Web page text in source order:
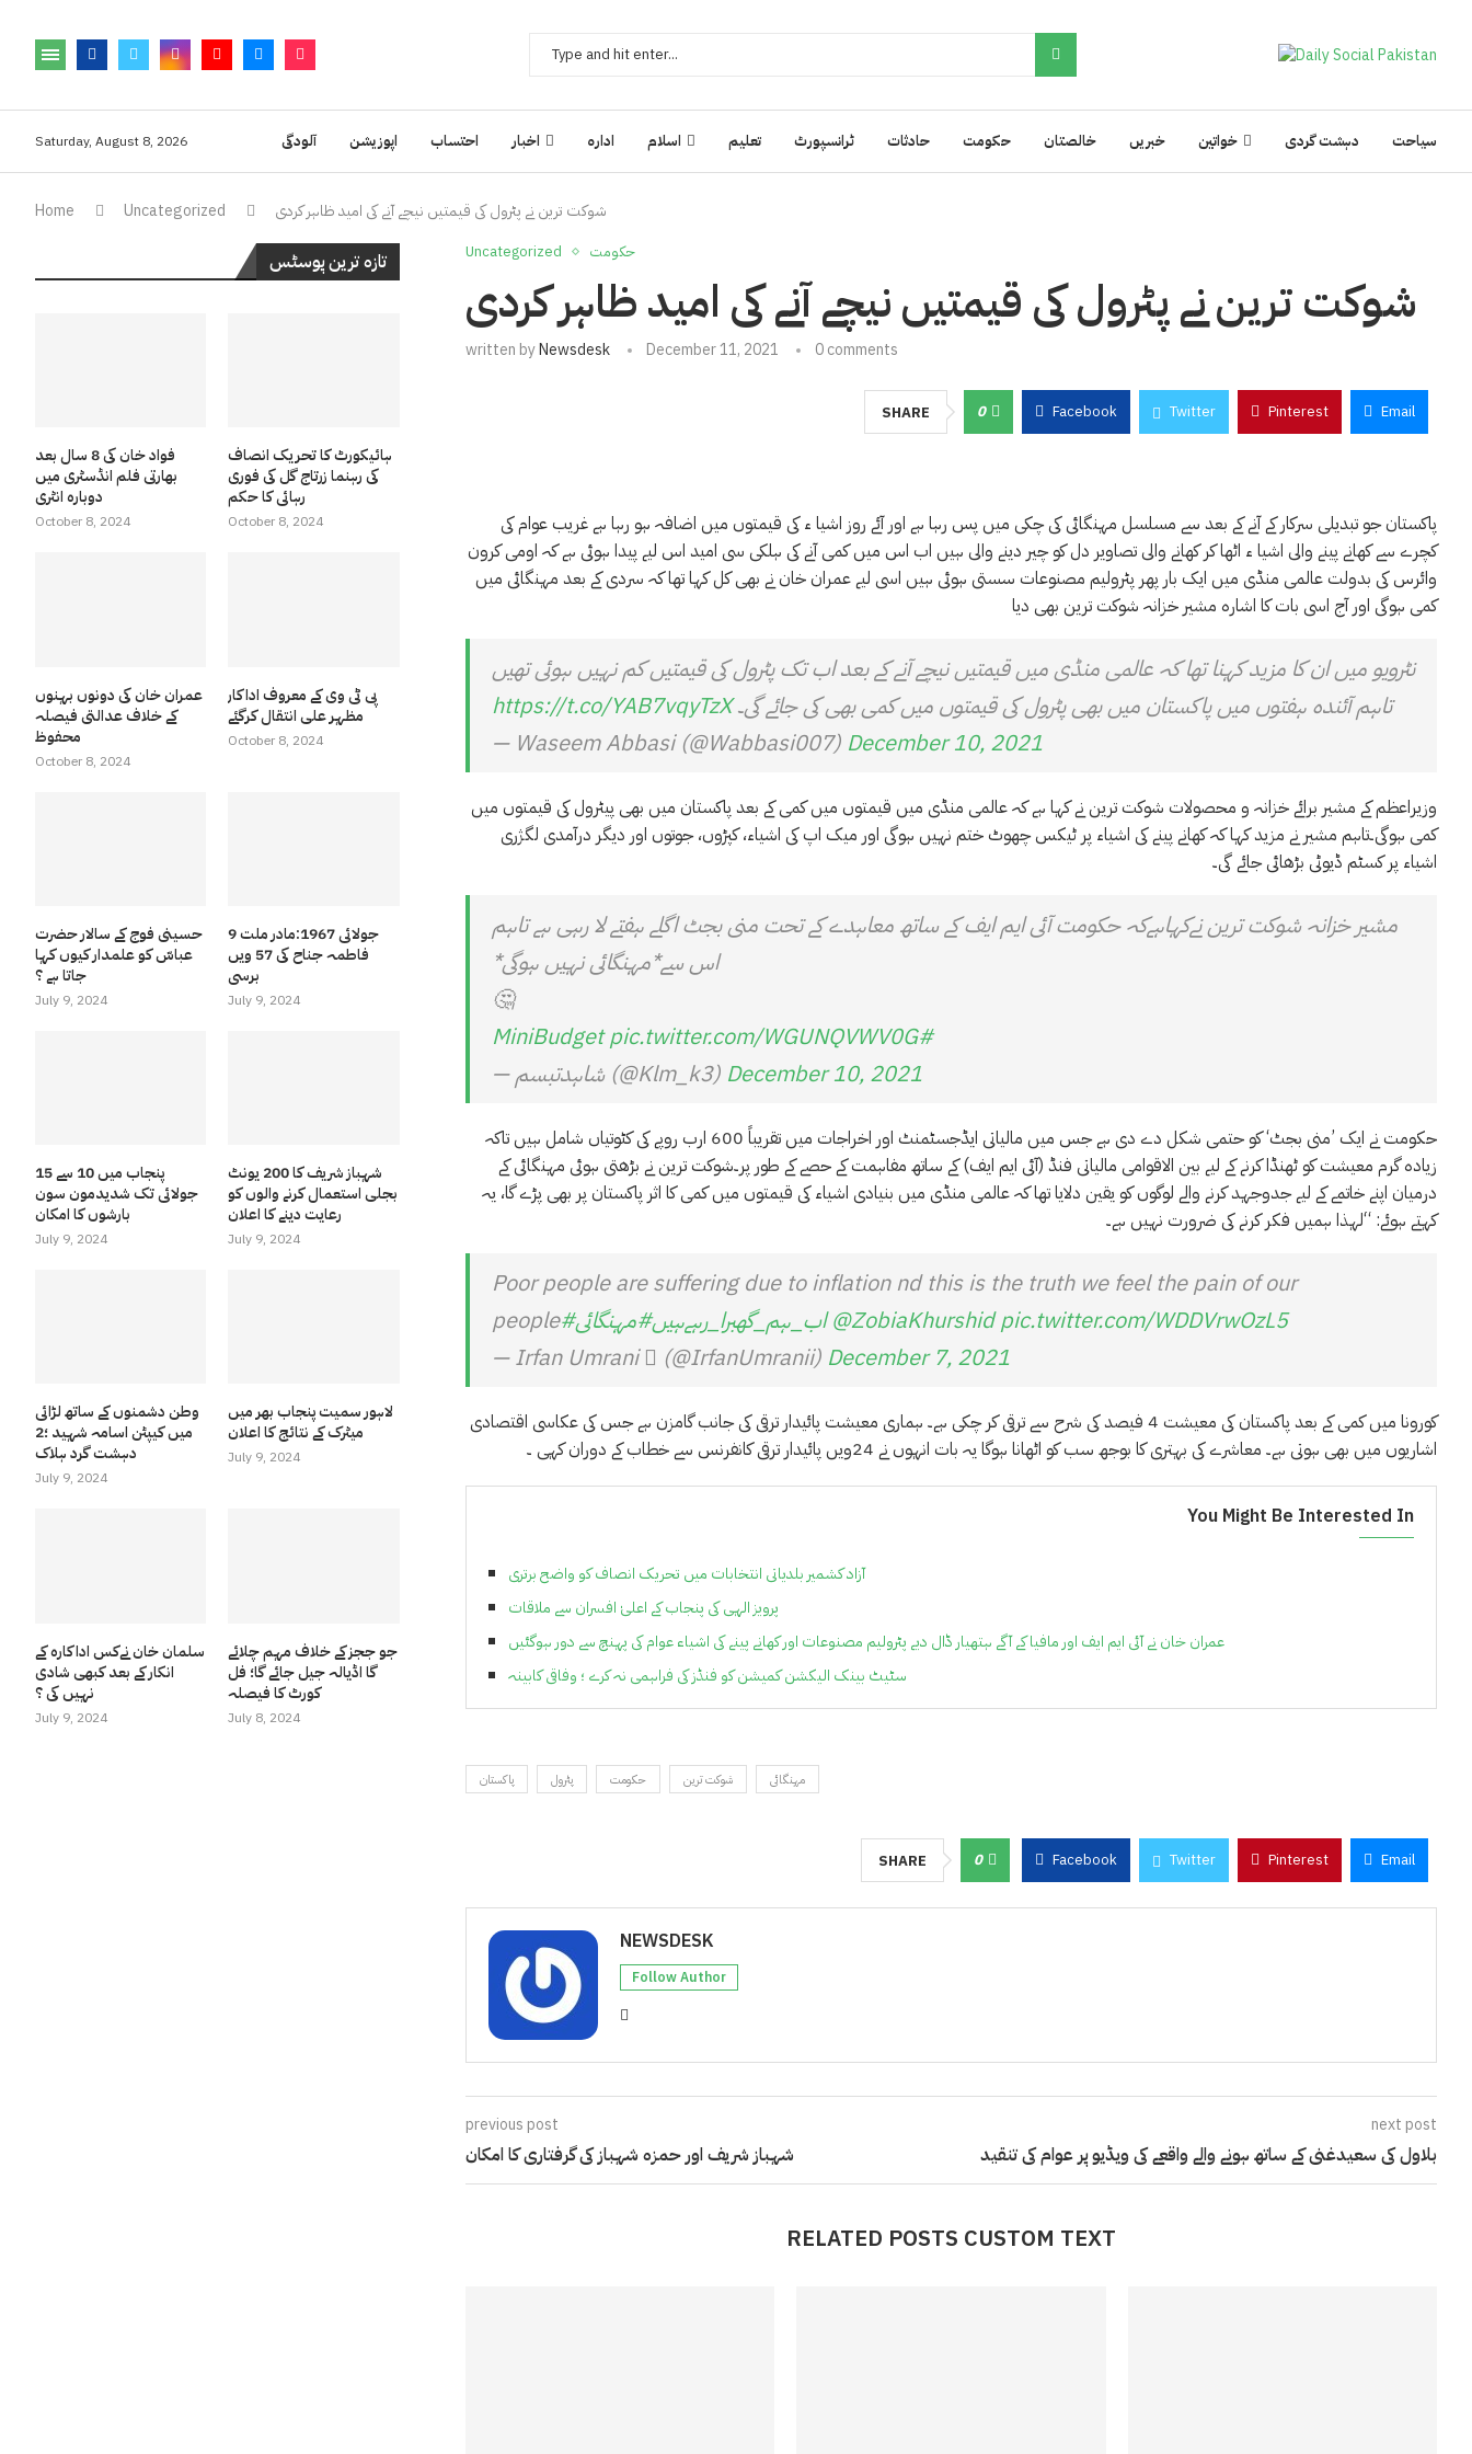
Saturday, August 8, 2026 آلودگی اپوزیشن احتساب اخبار ادارہ اسلام تعلیم ٹرانسپورٹ حادثات حکومت خالصتان خبریں خواتین دہشت گردی سیاحت
Home Uncategorized شوکت ترین نے پٹرول کی قیمتیں نیچے آنے کی امید ظاہر کردی
Uncategorized حکومت
شوکت ترین نے پٹرول کی قیمتیں نیچے آنے کی امید ظاہر کردی
written byNewsdesk December 11, 2021 0 comments
SHARE 0 Facebook Twitter Pinterest Email
پاکستان جو تبدیلی سرکار کے آنے کے بعد سے مسلسل مہنگائی کی چکی میں پس رہا ہے اور آئے روز اشیا ء کی قیمتوں میں اضافہ ہو رہا ہے غریب عوام کی
کچرے سے کھانے پینے والی اشیا ء اٹھا کر کھانے والی تصاویر دل کو چیر دینے والی ہیں اب اس میں کمی آنے کی ہلکی سی امید اس لیے پیدا ہوئی ہے کہ اومی کرون
وائرس کی بدولت عالمی منڈی میں ایک بار پھر پٹرولیم مصنوعات سستی ہوئی ہیں اسی لیے عمران خان نے بھی کل کہا تھا کہ سردی کے بعد مہنگائی میں
کمی ہوگی اور آج اسی بات کا اشارہ مشیر خزانہ شوکت ترین بھی دیا
نٹرویو میں ان کا مزید کہنا تھا کہ عالمی منڈی میں قیمتیں نیچے آنے کے بعد اب تک پٹرول کی قیمتیں کم نہیں ہوئی تھیں
تاہم آئندہ ہفتوں میں پاکستان میں بھی پٹرول کی قیمتوں میں کمی بھی کی جائے گی۔https://t.co/YAB7vqyTzX
— Waseem Abbasi (@Wabbasi007) December 10, 2021
وزیراعظم کے مشیر برائے خزانہ و محصولات شوکت ترین نے کہا ہے کہ عالمی منڈی میں قیمتوں میں کمی کے بعد پاکستان میں بھی پیٹرول کی قیمتوں میں
کمی ہوگی۔تاہم مشیر نے مزید کہا کہ کھانے پینے کی اشیاء پر ٹیکس چھوٹ ختم نہیں ہوگی اور میک اپ کی اشیاء، کپڑوں، جوتوں اور دیگر درآمدی لگژری
اشیاء پر کسٹم ڈیوٹی بڑھائی جائے گی۔
مشیر خزانہ شوکت ترین نےکہاہےکہ حکومت آئی ایم ایف کے ساتھ معاہدے کے تحت منی بجٹ اگلے ہفتے لا رہی ہے تاہم
اس سے*مہنگائی نہیں ہوگی*
🤔
#MiniBudget
pic.twitter.com/WGUNQVWV0G
— شاہدتبسم (@Klm_k3) December 10, 2021
حکومت نے ایک ’منی بجٹ‘ کو حتمی شکل دے دی ہے جس میں مالیاتی ایڈجسٹمنٹ اور اخراجات میں تقریباً 600 ارب روپے کی کٹوتیاں شامل ہیں تاکہ
زیادہ گرم معیشت کو ٹھنڈا کرنے کے لیے بین الاقوامی مالیاتی فنڈ (آئی ایم ایف) کے ساتھ مفاہمت کے حصے کے طور پر۔شوکت ترین نے بڑھتی ہوئی مہنگائی کے
درمیان اپنے خاتمے کے لیے جدوجہد کرنے والے لوگوں کو یقین دلایا تھا کہ عالمی منڈی میں بنیادی اشیاء کی قیمتوں میں کمی کا اثر پاکستان پر بھی پڑے گا، یہ
کہتے ہوئے: “لہذا ہمیں فکر کرنے کی ضرورت نہیں ہے۔
Poor people are suffering due to inflation nd this is the truth we feel the pain of our
people
#اب_ہم_گھبرا_رہےہیں#مہنگائی @ZobiaKhurshid pic.twitter.com/WDDVrwOzL5
— Irfan Umrani  (@IrfanUmranii) December 7, 2021
کورونا میں کمی کے بعد پاکستان کی معیشت 4 فیصد کی شرح سے ترقی کر چکی ہے۔ ہماری معیشت پائیدار ترقی کی جانب گامزن ہے جس کی عکاسی اقتصادی
اشاریوں میں بھی ہوتی ہے۔ معاشرے کی بہتری کا بوجھ سب کو اٹھانا ہوگا یہ بات انہوں نے 24ویں پائیدار ترقی کانفرنس سے خطاب کے دوران کہی ۔
You Might Be Interested In
آزاد کشمیر بلدیاتی انتخابات میں تحریک انصاف کو واضح برتری
پرویز الہی کی پنجاب کے اعلیٰ افسران سے ملاقات
عمران خان نے آئی ایم ایف اور مافیا کے آگے ہتھیار ڈال دیے پٹرولیم مصنوعات اور کھانے پینے کی اشیاء عوام کی پہنچ سے دور ہوگئیں
سٹیٹ بینک الیکشن کمیشن کو فنڈز کی فراہمی نہ کرے ؛ وفاقی کابینہ
پاکستان پٹرول حکومت شوکت ترین مہنگائی
SHARE 0 Facebook Twitter Pinterest Email
NEWSDESK
Follow Author
previous post
شہباز شریف اور حمزہ شہباز کی گرفتاری کا امکان
next post
بلاول کی سعیدغنی کے ساتھ ہونے والے واقعے کی ویڈیو پر عوام کی تنقید
RELATED POSTS CUSTOM TEXT
تازہ ترین پوسٹس
فواد خان کی 8 سال بعد
بھارتی فلم انڈسٹری میں
دوبارہ انٹری
October 8, 2024
ہائیکورٹ کا تحریک انصاف
کی رہنما زرتاج گل کی فوری
رہائی کا حکم
October 8, 2024
عمران خان کی دونوں بہنوں
کے خلاف عدالتی فیصلہ
محفوظ
October 8, 2024
پی ٹی وی کے معروف اداکار
مظہر علی انتقال کرگئے
October 8, 2024
حسینی فوج کے سالار حضرت
عباسّ کو علمدار کیوں کہا
جاتا ہے ؟
July 9, 2024
9 جولائی 1967:مادر ملت
فاطمہ جناح کی 57 ویں
برسی
July 9, 2024
پنجاب میں 10 سے 15
جولائی تک شدیدمون سون
بارشوں کا امکان
July 9, 2024
شہباز شریف کا 200 یونٹ
بجلی استعمال کرنے والوں کو
رعایت دینے کا اعلان
July 9, 2024
وطن دشمنوں کے ساتھ لڑائی
میں کیپٹن اسامہ شہید ؛2
دہشت گرد ہلاک
July 9, 2024
لاہور سمیت پنجاب بھر میں
میٹرک کے نتائج کا اعلان
July 9, 2024
سلمان خان نےکس اداکارہ کے
انکار کے بعد کبھی شادی
نہیں کی ؟
July 9, 2024
جو ججز کے خلاف مہم چلائے
گا اڈیالہ جیل جائے گا؛ فل
کورٹ کا فیصلہ
July 8, 2024